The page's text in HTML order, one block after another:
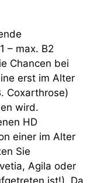
– max. B2
Chancen bei
erst im Alter
Coxarthrose)
wird.
HD
einer im Alter
Sie
Agila oder